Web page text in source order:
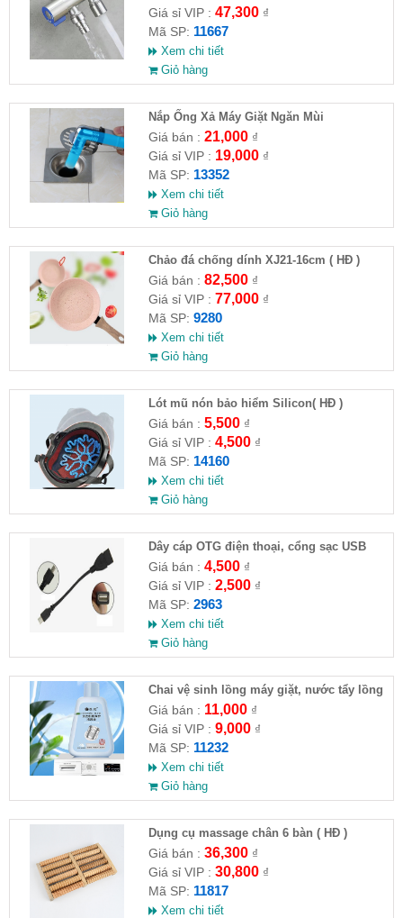
Giá sỉ VIP : 47,300₫
Mã SP: 11667
Xem chi tiết
Giỏ hàng
Nắp Ống Xả Máy Giặt Ngăn Mùi
Giá bán : 21,000₫
Giá sỉ VIP : 19,000₫
Mã SP: 13352
Xem chi tiết
Giỏ hàng
Chảo đá chống dính XJ21-16cm ( HĐ )
Giá bán : 82,500₫
Giá sỉ VIP : 77,000₫
Mã SP: 9280
Xem chi tiết
Giỏ hàng
Lót mũ nón bảo hiểm Silicon( HĐ )
Giá bán : 5,500₫
Giá sỉ VIP : 4,500₫
Mã SP: 14160
Xem chi tiết
Giỏ hàng
Dây cáp OTG điện thoại, cổng sạc USB
Giá bán : 4,500₫
Giá sỉ VIP : 2,500₫
Mã SP: 2963
Xem chi tiết
Giỏ hàng
Chai vệ sinh lồng máy giặt, nước tẩy lồng
máy giặt CLEANING FLUID
Giá bán : 11,000₫
Giá sỉ VIP : 9,000₫
Mã SP: 11232
Xem chi tiết
Giỏ hàng
Dụng cụ massage chân 6 bàn ( HĐ )
Giá bán : 36,300₫
Giá sỉ VIP : 30,800₫
Mã SP: 11817
Xem chi tiết